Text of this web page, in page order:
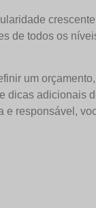
de todos os
um
dicas adicionais
responsável,